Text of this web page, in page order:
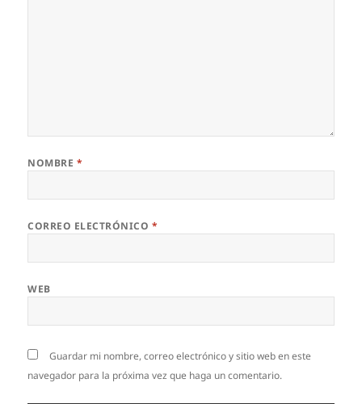
NOMBRE *
CORREO ELECTRÓNICO *
WEB
Guardar mi nombre, correo electrónico y sitio web en este
navegador para la próxima vez que haga un comentario.